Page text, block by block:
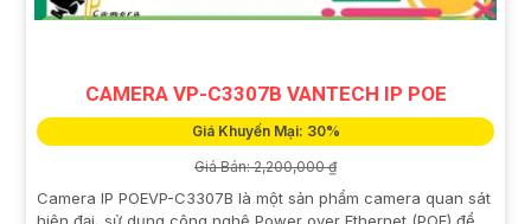
CAMERA VP-C3307B VANTECH IP POE
Giá Khuyến Mại: 30%
Giá Bán: 2,200,000 ₫
Camera IP POEVP-C3307B là một sản phẩm camera quan sát